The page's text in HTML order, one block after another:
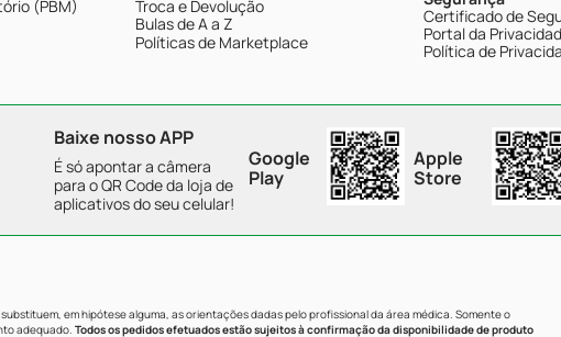
(PBM)
Troca e Devolução
Bulas de A a Z
Políticas de Marketplace
Certificado de
Portal da
Política de
Baixe nosso APP
É só apontar a câmera
para o QR Code da loja de
aplicativos do seu celular!
Google
Play
Apple
Store
em hipótese alguma, as orientações dadas pelo profissional da área médica. Somente o
adequado. Todos os pedidos efetuados estão sujeitos à confirmação da disponibilidade de produto